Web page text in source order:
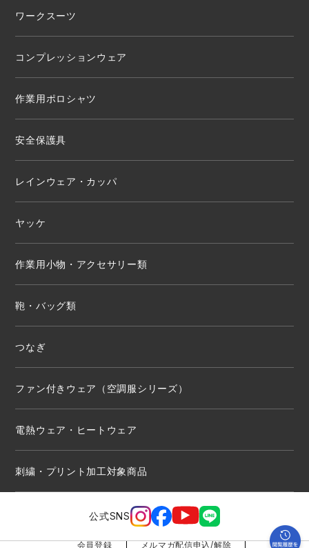
ワークスーツ
コンプレッションウェア
作業用ポロシャツ
安全保護具
レインウェア・カッパ
ヤッケ
作業用小物・アクセサリー類
鞄・バッグ類
つなぎ
ファン付きウェア（空調服シリーズ）
電熱ウェア・ヒートウェア
刺繍・プリント加工対象商品
公式SNS
会員登録 メルマガ配信申込/解除